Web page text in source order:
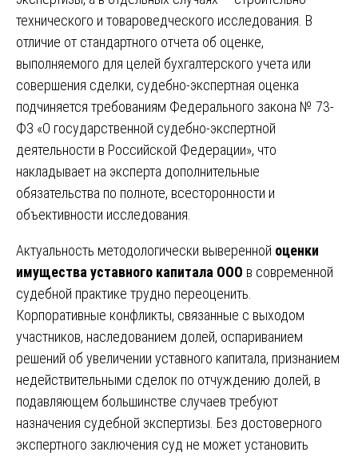
технического и товароведческого исследования. В
отличие от стандартного отчета об оценке,
выполняемого для целей бухгалтерского учета или
совершения сделки, судебно-экспертная оценка
подчиняется требованиям Федерального закона № 73-
ФЗ «О государственной судебно-экспертной
деятельности в Российской Федерации», что
накладывает на эксперта дополнительные
обязательства по полноте, всесторонности и
объективности исследования.
Актуальность методологически выверенной оценки
имущества уставного капитала ООО в современной
судебной практике трудно переоценить.
Корпоративные конфликты, связанные с выходом
участников, наследованием долей, оспариванием
решений об увеличении уставного капитала, признанием
недействительными сделок по отчуждению долей, в
подавляющем большинстве случаев требуют
назначения судебной экспертизы. Без достоверного
экспертного заключения суд не может установить